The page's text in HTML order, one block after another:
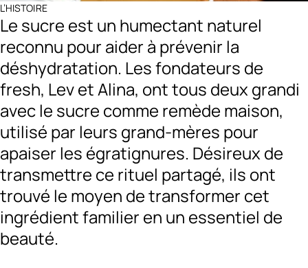
L’HISTOIRE
Le sucre est un humectant naturel
reconnu pour aider à prévenir la
déshydratation. Les fondateurs de
fresh, Lev et Alina, ont tous deux grandi
avec le sucre comme remède maison,
utilisé par leurs grand-mères pour
apaiser les égratignures. Désireux de
transmettre ce rituel partagé, ils ont
trouvé le moyen de transformer cet
ingrédient familier en un essentiel de
beauté.